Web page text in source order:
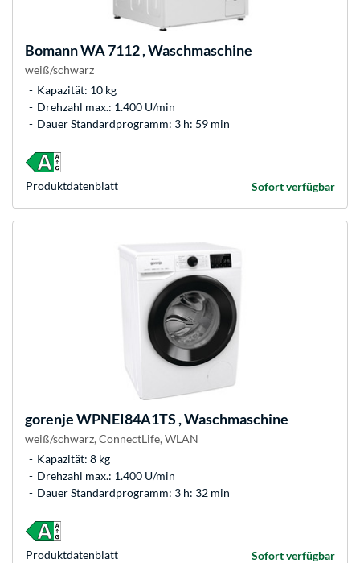
BomannWA 7112 , Waschmaschine
weiß/schwarz
Kapazität: 10 kg
Drehzahl max.: 1.400 U/min
Dauer Standardprogramm: 3 h: 59 min
Sofort verfügbar
Produkt­datenblatt
gorenjeWPNEI84A1TS , Waschmaschine
weiß/schwarz, ConnectLife, WLAN
Kapazität: 8 kg
Drehzahl max.: 1.400 U/min
Dauer Standardprogramm: 3 h: 32 min
Sofort verfügbar
Produkt­datenblatt